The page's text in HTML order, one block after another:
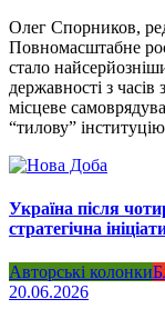
Олег Спорников,
Повномасштабне
стало
державності з
місцеве
“тилову”
Україна після
стратегічна
Авторські колонки
20.06.2026